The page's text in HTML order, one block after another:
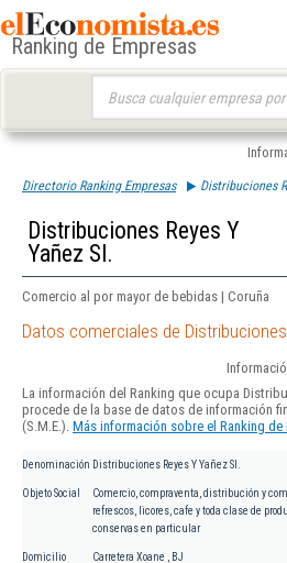
Ranking de Empresas
Directorio Ranking Empresas Distribuciones
Distribuciones Reyes Y
Yañez Sl.
Comercio al por mayor de bebidas | Coruña
Datos comerciales de
La información del Ranking que ocupa
procede de la base de datos de información
(S.M.E.). Más información sobre el Ranking de
Denominación Distribuciones Reyes Y Yañez Sl.
Objeto Social
Comercio, compraventa, distribución y
refrescos, licores, cafe y toda clase de
conservas en particular
Domicilio
Carretera Xoane , BJ